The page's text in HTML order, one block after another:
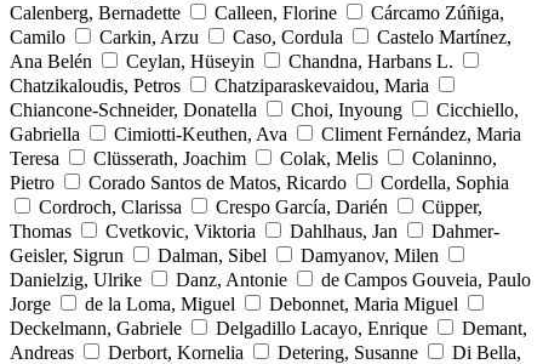
Calenberg, Bernadette
Calleen, Florine
Cárcamo Zúñiga,
Camilo
Carkin, Arzu Caso, Cordula
Castelo Martínez,
Ana Belén
Ceylan, Hüseyin
Chandna, Harbans L.
Chatzikaloudis, Petros
Chatziparaskevaidou, Maria
Chiancone-Schneider, Donatella
Choi, Inyoung
Cicchiello,
Gabriella
Cimiotti-Keuthen, Ava
Climent Fernández, Maria
Teresa
Clüsserath, Joachim Colak, Melis
Colaninno,
Pietro
Corado Santos de Matos, Ricardo
Cordella, Sophia
Cordroch, Clarissa
Crespo García, Darién
Cüpper,
Thomas
Cvetkovic, Viktoria Dahlhaus, Jan
Dahmer-
Geisler, Sigrun
Dalman, Sibel
Damyanov, Milen
Danielzig, Ulrike
Danz, Antonie
de Campos Gouveia, Paulo
Jorge
de la Loma, Miguel
Debonnet, Maria Miguel
Deckelmann, Gabriele
Delgadillo Lacayo, Enrique
Demant,
Andreas
Derbort, Kornelia Detering, Susanne
Di Bella,